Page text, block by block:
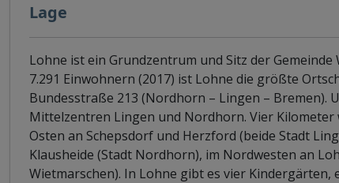
Lage
Lohne ist ein Grundzentrum und Sitz der
7.291 Einwohnern (2017) ist Lohne die größte
Bundesstraße 213 (Nordhorn – Lingen – Bremen).
Mittelzentren Lingen und Nordhorn. Vier
Osten an Schepsdorf und Herzford (beide Stadt
Klausheide (Stadt Nordhorn), im Nordwesten an
Wietmarschen). In Lohne gibt es vier Kindergärten,